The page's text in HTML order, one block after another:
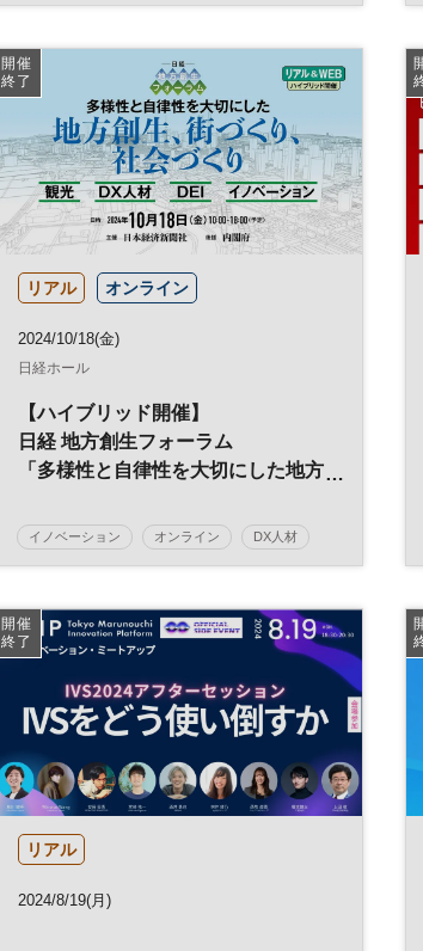
開催
終了
リアル オンライン
2024/10/18(金)
日経ホール
【ハイブリッド開催】
日経 地方創生フォーラム
「多様性と自律性を大切にした地方
イノベーション オンライン DX人材
SDGs 地域活性化 観光 日経ホール
参加無料
開催
終了
リアル
2024/8/19(月)